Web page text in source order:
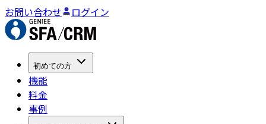
お問い合わせ ログイン
初めての方
機能
料金
事例